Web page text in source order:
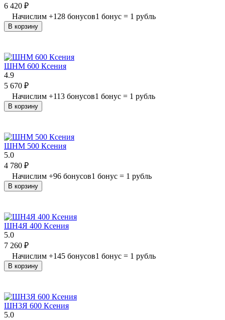
6 420 ₽
Начислим +128 бонусов1 бонус = 1 рубль
В корзину
ШНМ 600 Ксения
4.9
5 670 ₽
Начислим +113 бонусов1 бонус = 1 рубль
В корзину
ШНМ 500 Ксения
5.0
4 780 ₽
Начислим +96 бонусов1 бонус = 1 рубль
В корзину
ШН4Я 400 Ксения
5.0
7 260 ₽
Начислим +145 бонусов1 бонус = 1 рубль
В корзину
ШН3Я 600 Ксения
5.0